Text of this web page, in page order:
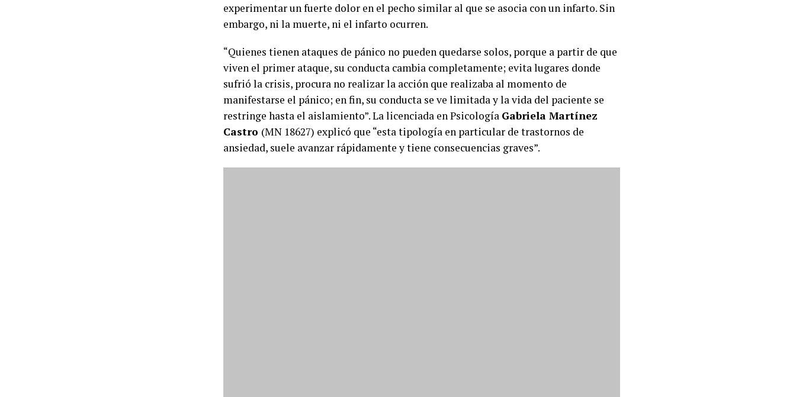
experimentar un fuerte dolor en el pecho similar al que se asocia con un infarto. Sin
embargo, ni la muerte, ni el infarto ocurren.
“Quienes tienen ataques de pánico no pueden quedarse solos, porque a partir de que
viven el primer ataque, su conducta cambia completamente; evita lugares donde
sufrió la crisis, procura no realizar la acción que realizaba al momento de
manifestarse el pánico; en fin, su conducta se ve limitada y la vida del paciente se
restringe hasta el aislamiento”. La licenciada en Psicología Gabriela Martínez
Castro (MN 18627) explicó que “esta tipología en particular de trastornos de
ansiedad, suele avanzar rápidamente y tiene consecuencias graves”.